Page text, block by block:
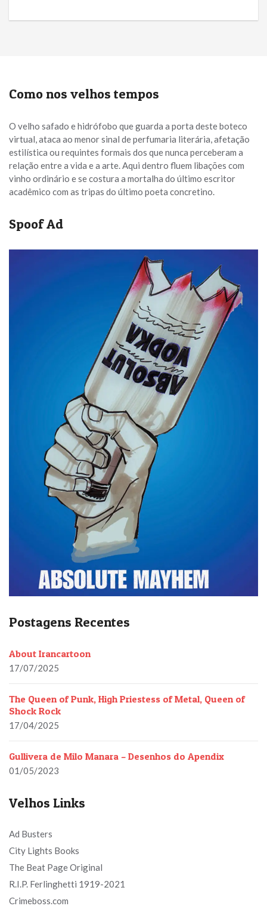
Como nos velhos tempos
O velho safado e hidrófobo que guarda a porta deste boteco
virtual, ataca ao menor sinal de perfumaria literária, afetação
estilística ou requintes formais dos que nunca perceberam a
relação entre a vida e a arte. Aqui dentro fluem libações com
vinho ordinário e se costura a mortalha do último escritor
acadêmico com as tripas do último poeta concretino.
Spoof Ad
Postagens Recentes
About Irancartoon
17/07/2025
The Queen of Punk, High Priestess of Metal, Queen of
Shock Rock
17/04/2025
Gullivera de Milo Manara – Desenhos do Apendix
01/05/2023
Velhos Links
Ad Busters
City Lights Books
The Beat Page Original
R.I.P. Ferlinghetti 1919-2021
Crimeboss.com